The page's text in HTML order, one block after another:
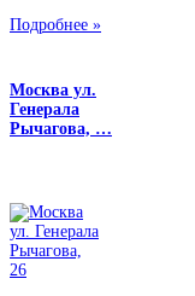
Подробнее »
Москва ул.
Генерала
Рычагова, …